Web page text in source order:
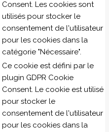
Consent. Les cookies sont
utilisés pour stocker le
consentement de l'utilisateur
pour les cookies dans la
catégorie "Nécessaire".
Ce cookie est défini par le
plugin GDPR Cookie
Consent. Le cookie est utilisé
pour stocker le
consentement de l'utilisateur
pour les cookies dans la